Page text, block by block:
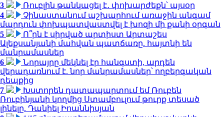
3
Ռուբլին թանկացել է․ փոխարժեքն՝ այսօր
4
Չինաստանում աշխարհում առաջին անգամ
մարդուն փոխպատվաստվել է խոզի մի քանի օրգան
5
Ո՞րն է սիրված արտիստ Արտաշես
Ալեքսանյանի մահվան պատճառը. հայտնի են
մանրամասներ
6
Նորայրը մեկնել էր հանգստի, արդեն
վերադառնում է. նոր մանրամասներ՝ ողբերգական
դեպքից
7
Խստորեն դատապարտում եմ Ռուբեն
Ռուբինյանի կողմից Ստամբուլում թուրք տեսած
լինելը. Դանիել Իոաննիսյան